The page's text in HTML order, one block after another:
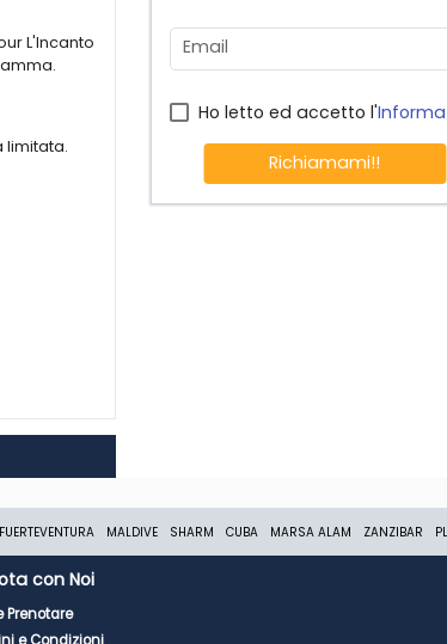
L'Incanto
limitata.
Email
Ho letto ed accetto l'
Richiamami!!
FUERTEVENTURA MALDIVE SHARM CUBA MARSA ALAM ZANZIBAR
con Noi
Prenotare